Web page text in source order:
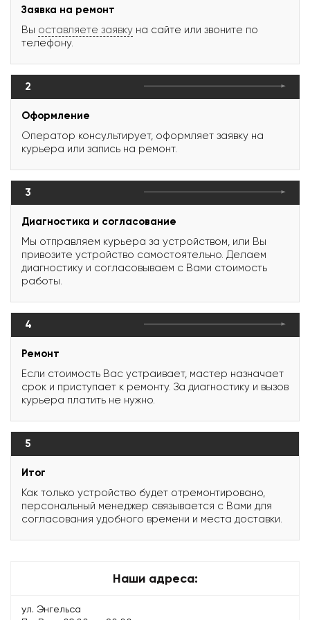
Заявка на ремонт
Вы оставляете заявку на сайте или звоните по
телефону.
2
Оформление
Оператор консультирует, оформляет заявку на
курьера или запись на ремонт.
3
Диагностика и согласование
Мы отправляем курьера за устройством, или Вы
привозите устройство самостоятельно. Делаем
диагностику и согласовываем с Вами стоимость
работы.
4
Ремонт
Если стоимость Вас устраивает, мастер назначает
срок и приступает к ремонту. За диагностику и вызов
курьера платить не нужно.
5
Итог
Как только устройство будет отремонтировано,
персональный менеджер связывается с Вами для
согласования удобного времени и места доставки.
Наши адреса:
ул. Энгельса